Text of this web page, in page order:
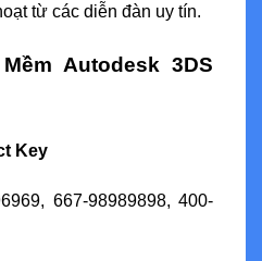
từ các diễn đàn uy tín.
Autodesk 3DS
Key
667-98989898, 400-